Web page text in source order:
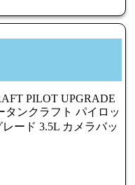
PILOT UPGRADE
タンクラフト パイロッ
レード 3.5L カメラバッ